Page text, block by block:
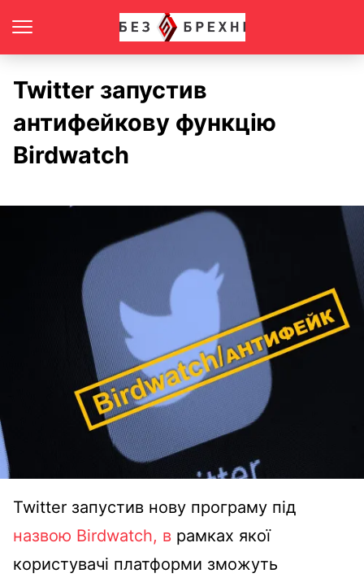
Twitter запустив
антифейкову функцію
Birdwatch
Twitter запустив нову програму під
назвою Birdwatch, в рамках якої
користувачі платформи зможуть